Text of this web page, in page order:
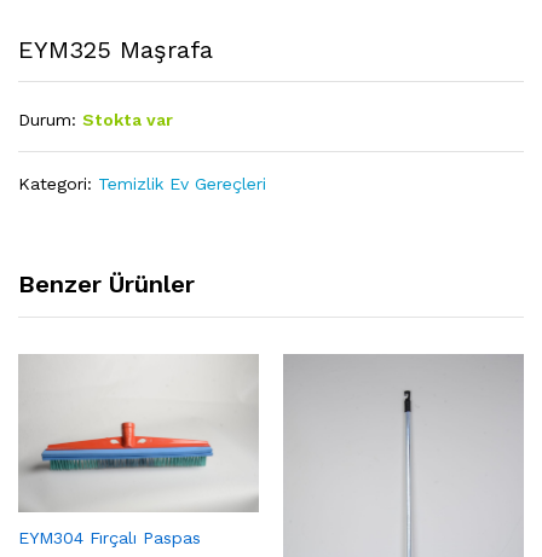
EYM325 Maşrafa
Durum: Stokta var
Kategori: Temizlik Ev Gereçleri
Benzer Ürünler
EYM304 Fırçalı Paspas